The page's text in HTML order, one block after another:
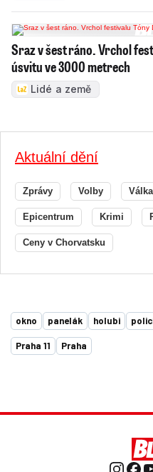
Sraz v šest ráno. Vrchol
úsvitu ve 3000 metrech
Lidé a země
Aktuální dění
Zprávy Volby
Epicentrum Krimi
Ceny v Chorvatsku
okno panelák holubi
Praha 11 Praha